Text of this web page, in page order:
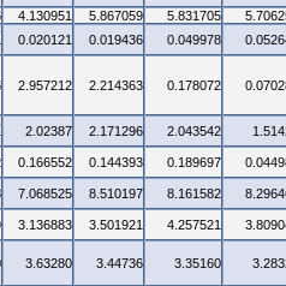
4.130951 5.867059 5.831705
0.020121 0.019436 0.049978
2.957212 2.214363 0.178072
2.02387 2.171296 2.043542
0.166552 0.144393 0.189697
7.068525 8.510197 8.161582
3.136883 3.501921 4.257521
3.63280 3.44736 3.35160